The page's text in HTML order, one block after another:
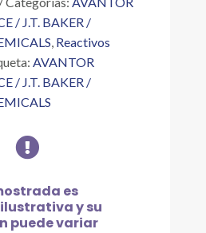
/ J.T. BAKER /
, Reactivos
AVANTOR
/ J.T. BAKER /

es
y su
puede variar